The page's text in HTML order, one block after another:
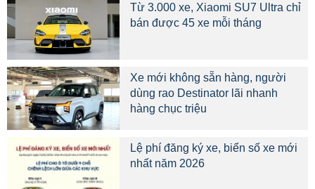
Từ 3.000 xe, Xiaomi SU7 Ultra chỉ
bán được 45 xe mỗi tháng
Xe mới không sẵn hàng, người
dùng rao Destinator lãi nhanh
hàng chục triệu
Lệ phí đăng ký xe, biển số xe mới
nhất năm 2026